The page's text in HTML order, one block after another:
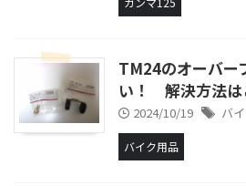
TM24のオーバー
い！ 解決方法は
2024/10/19 バ
バイク用品